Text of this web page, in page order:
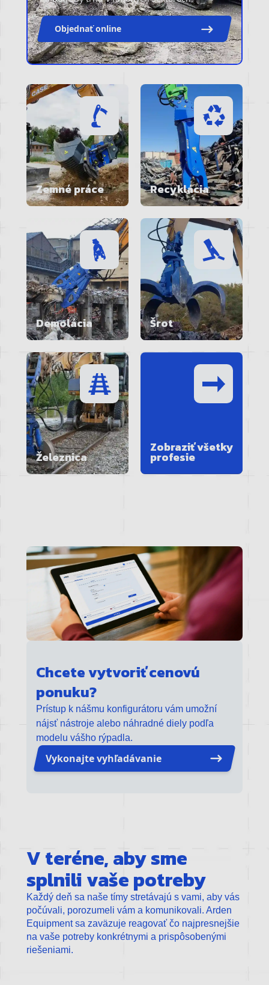
Objednať online
Zemné práce Recyklácia
Demolácia Šrot
Železnica
Zobraziť všetky
profesie
Chcete vytvoriť cenovú
ponuku?
Prístup k nášmu konfigurátoru vám umožní
nájsť nástroje alebo náhradné diely podľa
modelu vášho rýpadla.
Vykonajte vyhľadávanie
V teréne, aby sme
splnili vaše potreby
Každý deň sa naše tímy stretávajú s vami, aby vás
počúvali, porozumeli vám a komunikovali. Arden
Equipment sa zaväzuje reagovať čo najpresnejšie
na vaše potreby konkrétnymi a prispôsobenými
riešeniami.